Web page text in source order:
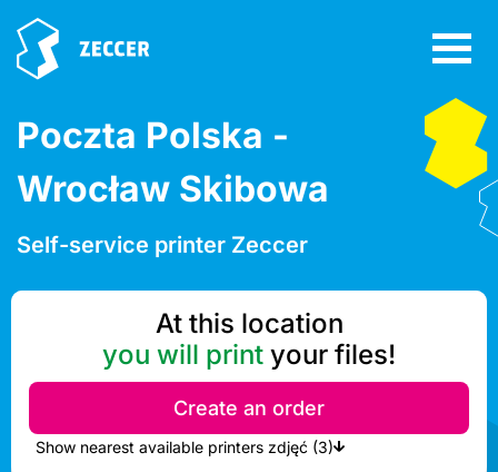
Poczta Polska -
Wrocław Skibowa
Self-service printer Zeccer
At this location
you will print your files!
Create an order
Show nearest available printers zdjęć (3)